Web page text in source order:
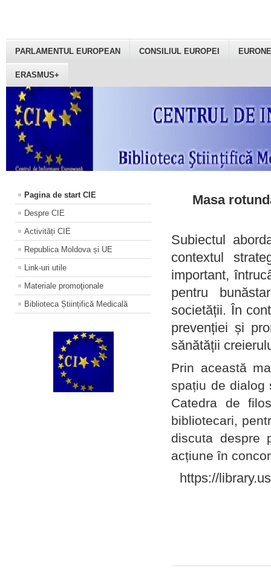
PARLAMENTUL EUROPEAN CONSILIUL EUROPEI
ERASMUS+
Pagina de start CIE
Despre CIE
Activități CIE
Republica Moldova și UE
Link-uri utile
Materiale promoţionale
Biblioteca Științifică Medicală
Masa
Subiectul
contextul
important,
pentru
societății. În
prevenției și
sănătății
Prin această
spațiu de dialog
Catedra de
bibliotecari,
discuta despre
acțiune în
https://